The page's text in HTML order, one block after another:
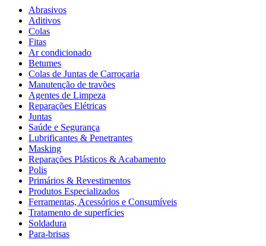
Abrasivos
Aditivos
Colas
Fitas
Ar condicionado
Betumes
Colas de Juntas de Carroçaria
Manutenção de travões
Agentes de Limpeza
Reparações Elétricas
Juntas
Saúde e Segurança
Lubrificantes & Penetrantes
Masking
Reparações Plásticos & Acabamento
Polis
Primários & Revestimentos
Produtos Especializados
Ferramentas, Acessórios e Consumíveis
Tratamento de superfícies
Soldadura
Para-brisas